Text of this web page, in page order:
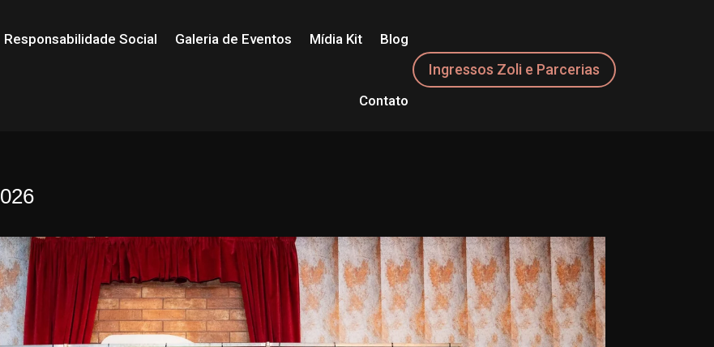
Responsabilidade Social Galeria de Eventos Mídia Kit Blog
Contato
Ingressos Zoli e Parcerias